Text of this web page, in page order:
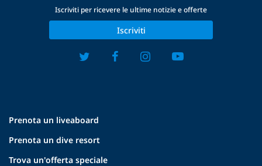
Prenota un liveaboard
Prenota un dive resort
Trova un'offerta speciale
Iscriviti per ricevere le ultime notizie e offerte
Iscriviti